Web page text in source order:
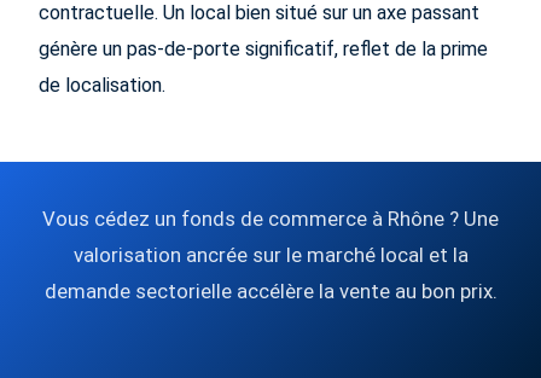
contractuelle. Un local bien situé sur un axe passant
génère un pas-de-porte significatif, reflet de la prime
de localisation.
Vous cédez un fonds de commerce à Rhône ? Une
valorisation ancrée sur le marché local et la
demande sectorielle accélère la vente au bon prix.